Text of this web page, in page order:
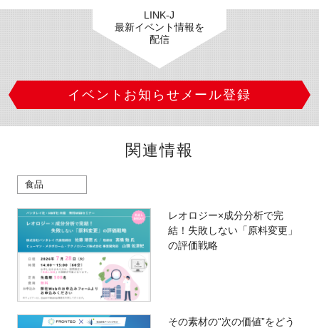
LINK-J
最新イベント情報を
配信
イベントお知らせメール登録
関連情報
食品
レオロジー×成分分析で完
結！失敗しない「原料変更」
の評価戦略
その素材の“次の価値”をどう